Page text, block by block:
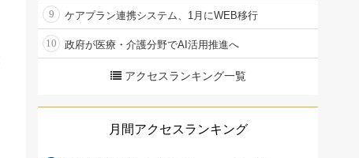
9 ケアプラン連携システム、1月にWEB移行
10 政府が医療・介護分野でAI活用推進へ
アクセスランキング一覧
月間アクセスランキング